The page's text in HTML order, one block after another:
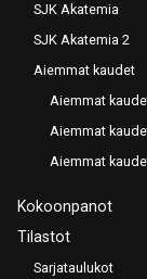
SJK Akatemia
SJK Akatemia 2
Aiemmat kaudet
Aiemmat
Aiemmat
Aiemmat
Kokoonpanot
Tilastot
Sarjataulukot